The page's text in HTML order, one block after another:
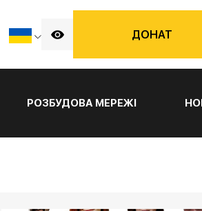
ДОНАТ
РОЗБУДОВА МЕРЕЖІ